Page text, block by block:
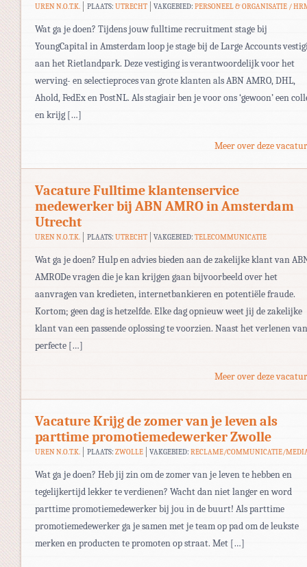
UREN N.O.T.K. PLAATS: UTRECHT VAKGEBIED:PERSONEEL & ORGANISATIE /
Wat ga je doen? Tijdens jouw fulltime recruitment stage bij
YoungCapital in Amsterdam loop je stage bij de Large Accounts
aan het Rietlandpark. Deze vestiging is verantwoordelijk voor het
werving- en selectieproces van grote klanten als ABN AMRO, DHL,
Ahold, FedEx en PostNL. Als stagiair ben je voor ons ‘gewoon’ een
en krijg […]
Meer over deze
Vacature Fulltime klantenservice
medewerker bij ABN AMRO in Amsterdam
Utrecht
UREN N.O.T.K. PLAATS: UTRECHT VAKGEBIED:TELECOMMUNICATIE
Wat ga je doen? Hulp en advies bieden aan de zakelijke klant van
AMRODe vragen die je kan krijgen gaan bijvoorbeeld over het
aanvragen van kredieten, internetbankieren en potentiële fraude.
Kortom; geen dag is hetzelfde. Elke dag opnieuw weet jij de zakelijke
klant van een passende oplossing te voorzien. Naast het verlenen van
perfecte […]
Meer over deze
Vacature Krijg de zomer van je leven als
parttime promotiemedewerker Zwolle
UREN N.O.T.K. PLAATS: ZWOLLE VAKGEBIED:RECLAME/COMMUNICATIE/
Wat ga je doen? Heb jij zin om de zomer van je leven te hebben en
tegelijkertijd lekker te verdienen? Wacht dan niet langer en word
parttime promotiemedewerker bij jou in de buurt! Als parttime
promotiemedewerker ga je samen met je team op pad om de leukste
merken en producten te promoten op straat. Met […]